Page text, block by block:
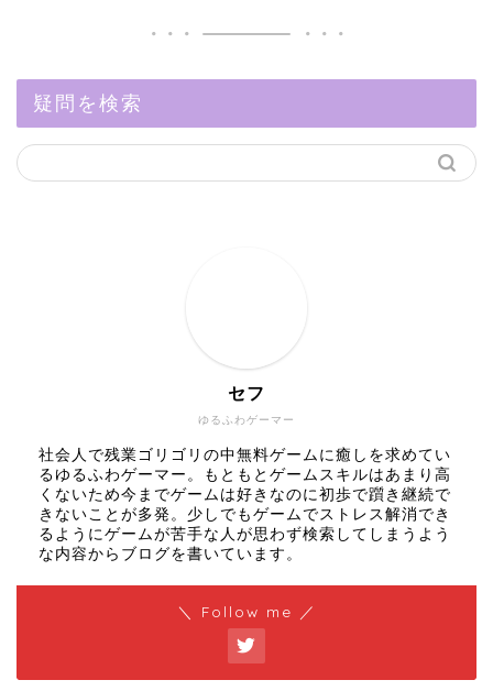
疑問を検索
ゆるふわゲーマー
セフ
社会人で残業ゴリゴリの中無料ゲームに癒しを求めてい
るゆるふわゲーマー。もともとゲームスキルはあまり高
くないため今までゲームは好きなのに初歩で躓き継続で
きないことが多発。少しでもゲームでストレス解消でき
るようにゲームが苦手な人が思わず検索してしまうよう
な内容からブログを書いています。
＼ Follow me ／